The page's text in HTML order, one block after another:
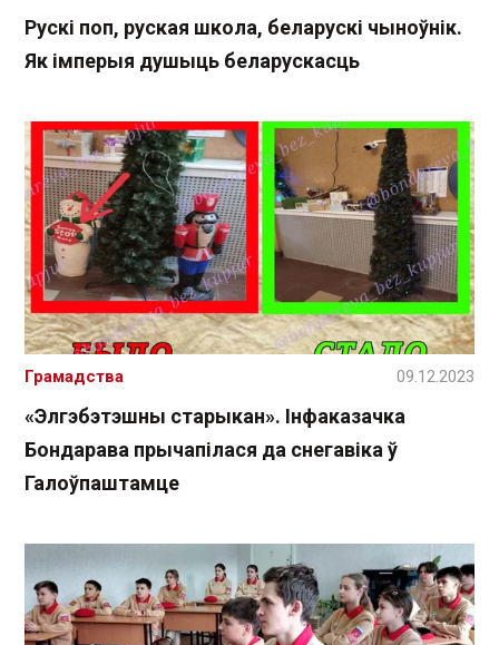
Рускі поп, руская школа, беларускі чыноўнік.
Як імперыя душыць беларускасць
«Элгэбэтэшны старыкан». Інфаказачка
Бондарава прычапілася да снегавіка ў
Галоўпаштамце
Грамадства 09.12.2023